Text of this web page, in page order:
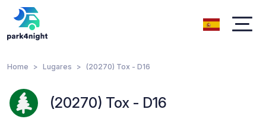
Home Lugares (20270) Tox - D16
(20270) Tox - D16